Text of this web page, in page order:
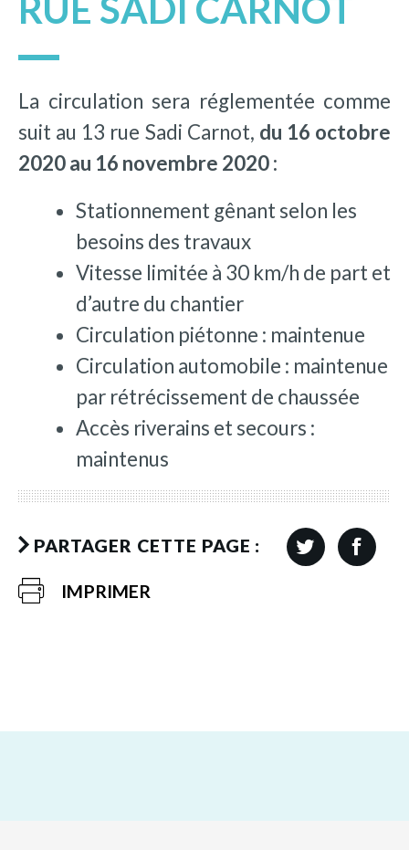
RUE SADI CARNOT
La circulation sera réglementée comme
suit au 13 rue Sadi Carnot, du 16 octobre
2020 au 16 novembre 2020 :
Stationnement gênant selon les
besoins des travaux
Vitesse limitée à 30 km/h de part et
d’autre du chantier
Circulation piétonne : maintenue
Circulation automobile : maintenue
par rétrécissement de chaussée
Accès riverains et secours :
maintenus
PARTAGER CETTE PAGE :
IMPRIMER